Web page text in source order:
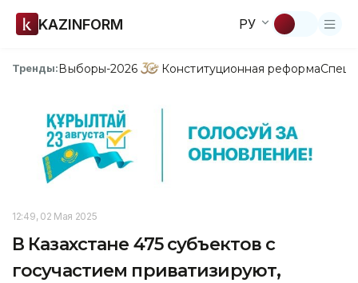
KAZINFORM РУ
Тренды:Выборы-2026 Конституционная реформа
12:49, 02 Мая 2025
В Казахстане 475 субъектов с
госучастием приватизируют,